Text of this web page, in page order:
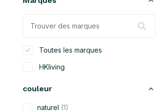
Toutes les marques
HKliving
couleur
naturel (1)